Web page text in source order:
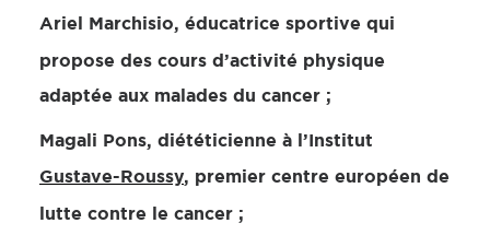
Ariel Marchisio, éducatrice sportive qui
propose des cours d’activité physique
adaptée aux malades du cancer ;
Magali Pons, diététicienne à l’Institut
Gustave-Roussy, premier centre européen de
lutte contre le cancer ;